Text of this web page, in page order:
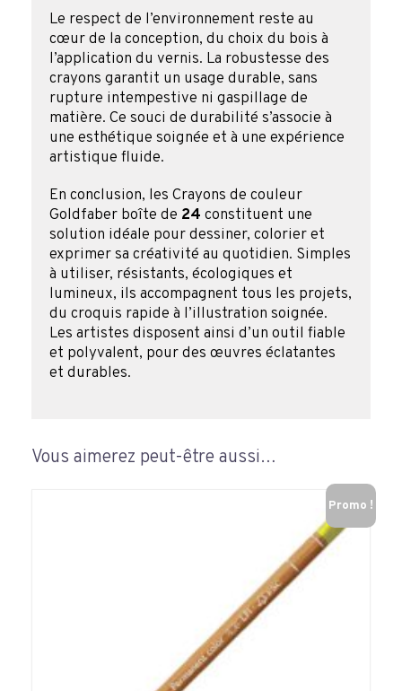
Le respect de l’environnement reste au
cœur de la conception, du choix du bois à
l’application du vernis. La robustesse des
crayons garantit un usage durable, sans
rupture intempestive ni gaspillage de
matière. Ce souci de durabilité s’associe à
une esthétique soignée et à une expérience
artistique fluide.
En conclusion, les Crayons de couleur
Goldfaber boîte de 24 constituent une
solution idéale pour dessiner, colorier et
exprimer sa créativité au quotidien. Simples
à utiliser, résistants, écologiques et
lumineux, ils accompagnent tous les projets,
du croquis rapide à l’illustration soignée.
Les artistes disposent ainsi d’un outil fiable
et polyvalent, pour des œuvres éclatantes
et durables.
Vous aimerez peut-être aussi…
Promo !